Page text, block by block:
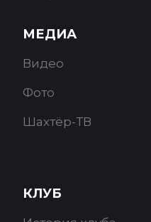
МЕДИА
Видео
Фото
Шахтёр-ТВ
КЛУБ